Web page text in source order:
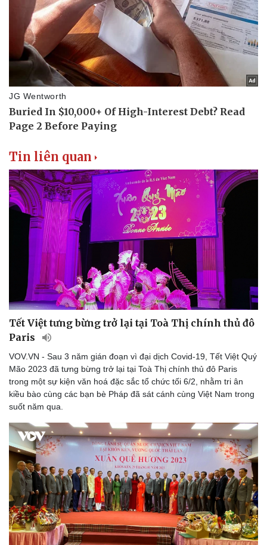
Văn hóa
Sân khấu - Điện ảnh
Văn học
Âm nhạc
Di sản
Giải trí
Nghệ sĩ
Thời trang
Sao Việt
Tin liên quan
Tết Việt tưng bừng trở lại tại Toà Thị chính thủ đô
Paris
VOV.VN - Sau 3 năm gián đoạn vì đại dịch Covid-19, Tết Việt Quý
Mão 2023 đã tưng bừng trở lại tại Toà Thị chính thủ đô Paris
trong một sự kiện văn hoá đặc sắc tổ chức tối 6/2, nhằm tri ân
kiều bào cùng các bạn bè Pháp đã sát cánh cùng Việt Nam trong
suốt năm qua.